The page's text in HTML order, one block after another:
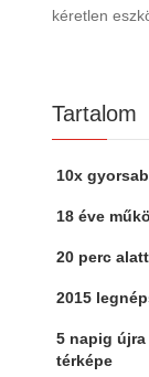
kéretlen
Tartalom
10x
18 éve
20 perc
2015
5 napig újra
térképe